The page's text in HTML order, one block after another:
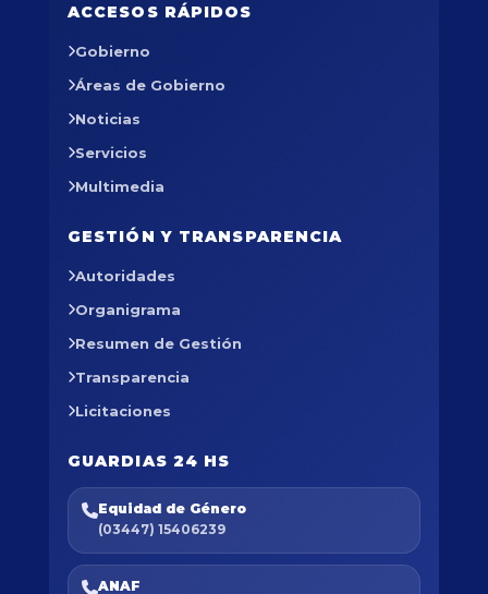
ACCESOS RÁPIDOS
Gobierno
Áreas de Gobierno
Noticias
Servicios
Multimedia
GESTIÓN Y TRANSPARENCIA
Autoridades
Organigrama
Resumen de Gestión
Transparencia
Licitaciones
GUARDIAS 24 HS
Equidad de Género
(03447) 15406239
ANAF